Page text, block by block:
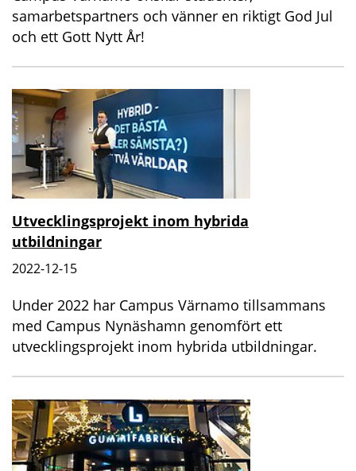
samarbetspartners och vänner en riktigt God Jul
och ett Gott Nytt År!
Utvecklingsprojekt inom hybrida
utbildningar
2022-12-15
Under 2022 har Campus Värnamo tillsammans
med Campus Nynäshamn genomfört ett
utvecklingsprojekt inom hybrida utbildningar.